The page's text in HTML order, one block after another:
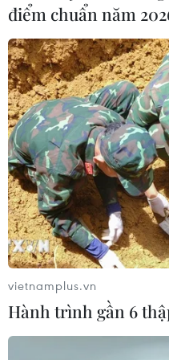
Trung Quốc nỗ lực
dịch COVID-19 đối
17/02/2020 07:42
Mặc dù không có hợp
17/2, song Ngân hàng
200 tỷ nhân dân tệ
MLF nhằm giúp các
điểm chuẩn năm
vietnamplus.vn
Hành trình gần 6